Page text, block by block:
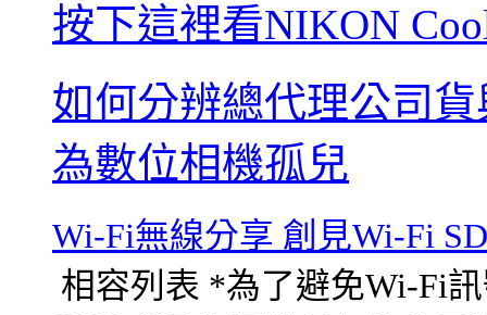
按下這裡看NIKON
如何分辨總代理公司
為數位相機孤兒
Wi-Fi無線分享 創見Wi-Fi
相容列表 *為了避免Wi-Fi